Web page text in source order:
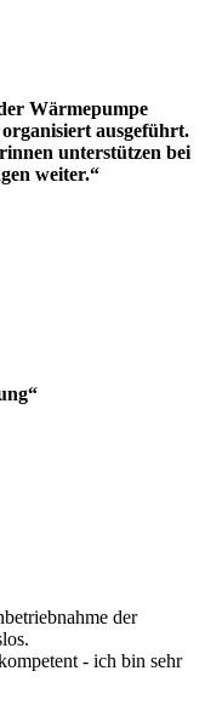
Wärmepumpe
ausgeführt.
unterstützen bei
weiter.“
der
- ich bin sehr